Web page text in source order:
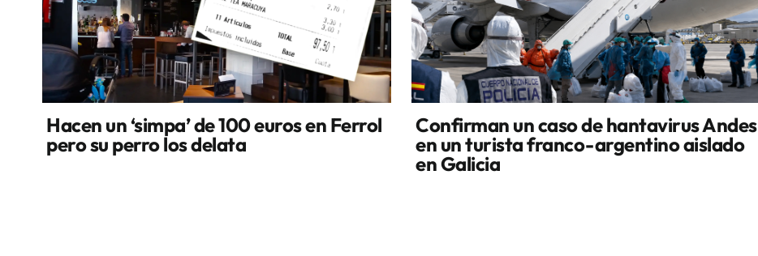
Hacen un ‘simpa’ de 100 euros en Ferrol
pero su perro los delata
Confirman un caso de hantavirus Andes
en un turista franco-argentino aislado
en Galicia